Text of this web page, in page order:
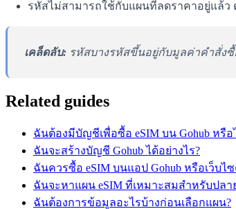
รหัสไม่สามารถใช้กับแผนที่ลดราคาอยู่แล้ว
เคล็ดลับ: รหัสบางรหัสขึ้นอยู่กับมูลค่าคำสั่ง
Related guides
ฉันต้องมีบัญชีเพื่อซื้อ eSIM บน Gohub หรือ
ฉันจะสร้างบัญชี Gohub ได้อย่างไร?
ฉันควรซื้อ eSIM บนแอป Gohub หรือเว็บไซ
ฉันจะหาแผน eSIM ที่เหมาะสมสำหรับปลา
ฉันต้องการข้อมูลอะไรบ้างก่อนเลือกแผน?